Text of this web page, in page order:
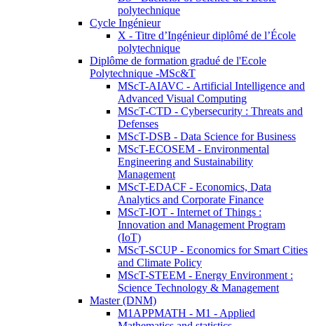
polytechnique
Cycle Ingénieur
X - Titre d’Ingénieur diplômé de l’École
polytechnique
Diplôme de formation gradué de l'Ecole
Polytechnique -MSc&T
MScT-AIAVC - Artificial Intelligence and
Advanced Visual Computing
MScT-CTD - Cybersecurity : Threats and
Defenses
MScT-DSB - Data Science for Business
MScT-ECOSEM - Environmental
Engineering and Sustainability
Management
MScT-EDACF - Economics, Data
Analytics and Corporate Finance
MScT-IOT - Internet of Things :
Innovation and Management Program
(IoT)
MScT-SCUP - Economics for Smart Cities
and Climate Policy
MScT-STEEM - Energy Environment :
Science Technology & Management
Master (DNM)
M1APPMATH - M1 - Applied